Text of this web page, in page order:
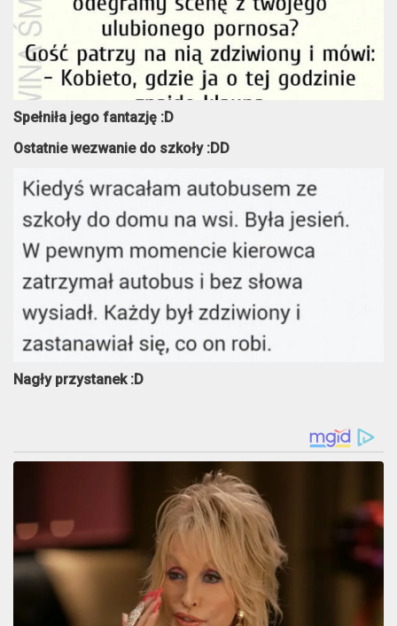
Spełniła jego fantazję :D
Ostatnie wezwanie do szkoły :DD
Nagły przystanek :D